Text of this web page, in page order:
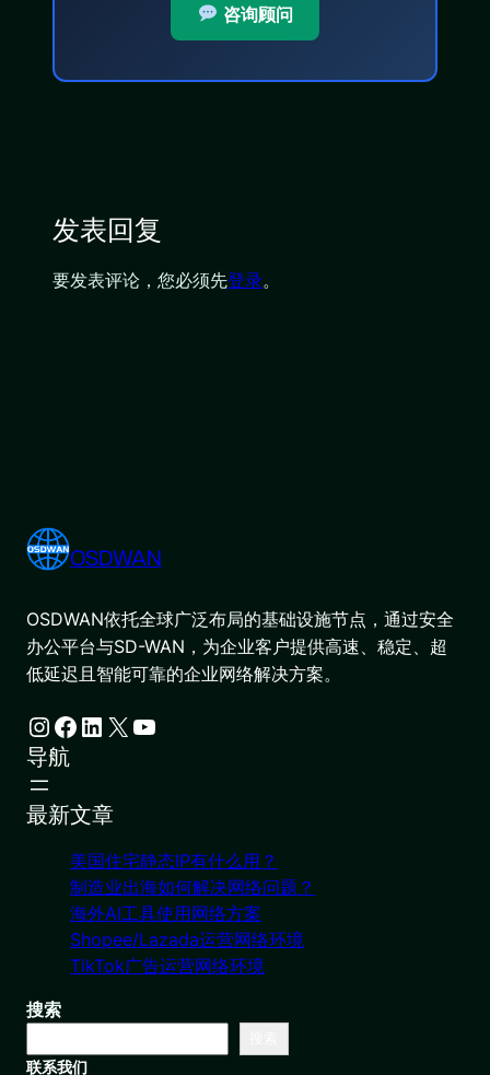
咨询顾问
发表回复
要发表评论，您必须先登录。
OSDWAN
OSDWAN依托全球广泛布局的基础设施节点，通过安全
办公平台与SD-WAN，为企业客户提供高速、稳定、超
低延迟且智能可靠的企业网络解决方案。
Instagram Facebook LinkedIn X YouTube
导航
最新文章
美国住宅静态IP有什么用？
制造业出海如何解决网络问题？
海外AI工具使用网络方案
Shopee/Lazada运营网络环境
TikTok广告运营网络环境
搜索
联系我们